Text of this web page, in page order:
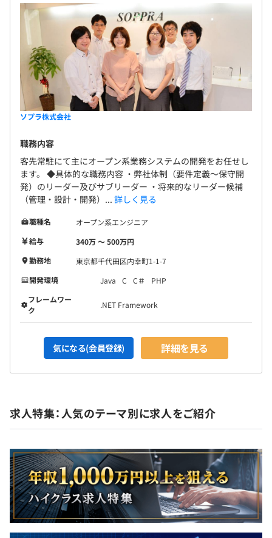
ソプラ株式会社
職務内容
客先常駐にて主にオープン系業務システムの開発をお任せし
ます。 ◆具体的な職務内容 ・弊社体制（要件定義～保守開
発）のリーダー及びサブリーダー ・将来的なリーダー候補
（管理・設計・開発）... 詳しく見る
職種名
オープン系エンジニア
給与
340万 〜 500万円
勤務地
東京都千代田区内幸町1-1-7
開発環境
Java C C＃
PHP
フレームワー
ク
.NET Framework
気になる(会員登録) 詳細を見る
求人特集：人気のテーマ別に求人をご紹介